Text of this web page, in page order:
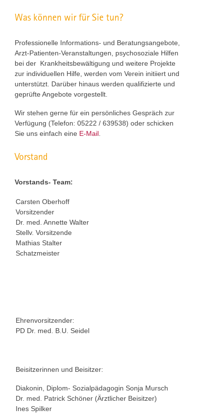
Was können wir für Sie tun?
Professionelle Informations- und Beratungsangebote,
Arzt-Patienten-Veranstaltungen, psychosoziale Hilfen
bei der Krankheitsbewältigung und weitere Projekte
zur individuellen Hilfe, werden vom Verein initiiert und
unterstützt. Darüber hinaus werden qualifizierte und
geprüfte Angebote vorgestellt.
Wir stehen gerne für ein persönliches Gespräch zur
Verfügung (Telefon: 05222 / 639538) oder schicken
Sie uns einfach eine E-Mail
Vorstand
Vorstands- Team:
Carsten Oberhoff
Vorsitzender
Dr. med. Annette Walter
Stellv. Vorsitzende
Mathias Stalter
Schatzmeister
Ehrenvorsitzender:
PD Dr. med. B.U. Seidel
Beisitzerinnen und Beisitzer:
Diakonin, Diplom- Sozialpädagogin Sonja Mursch
Dr. med. Patrick Schöner (Ärztlicher Beisitzer)
Ines Spilker